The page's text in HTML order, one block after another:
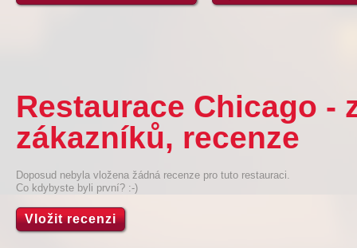
Restaurace Chicago -
zákazníků, recenze
Doposud nebyla vložena žádná recenze pro tuto restauraci.
Co kdybyste byli první? :-)
Vložit recenzi